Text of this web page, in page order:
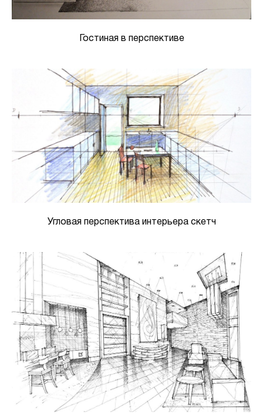
Гостиная в перспективе
Угловая перспектива интерьера скетч